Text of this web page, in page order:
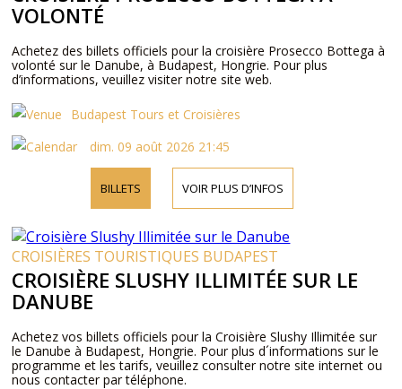
VOLONTÉ
Achetez des billets officiels pour la croisière Prosecco Bottega à
volonté sur le Danube, à Budapest, Hongrie. Pour plus
d’informations, veuillez visiter notre site web.
Budapest Tours et Croisières
dim. 09 août 2026 21:45
BILLETS VOIR PLUS D’INFOS
CROISIÈRES TOURISTIQUES BUDAPEST
CROISIÈRE SLUSHY ILLIMITÉE SUR LE
DANUBE
Achetez vos billets officiels pour la Croisière Slushy Illimitée sur
le Danube à Budapest, Hongrie. Pour plus d´informations sur le
programme et les tarifs, veuillez consulter notre site internet ou
nous contacter par téléphone.